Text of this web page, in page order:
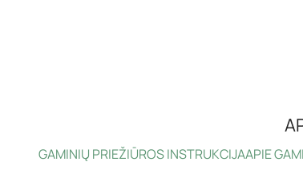
GAMINIŲ PRIEŽIŪROS INSTRUKCIJAAPIE